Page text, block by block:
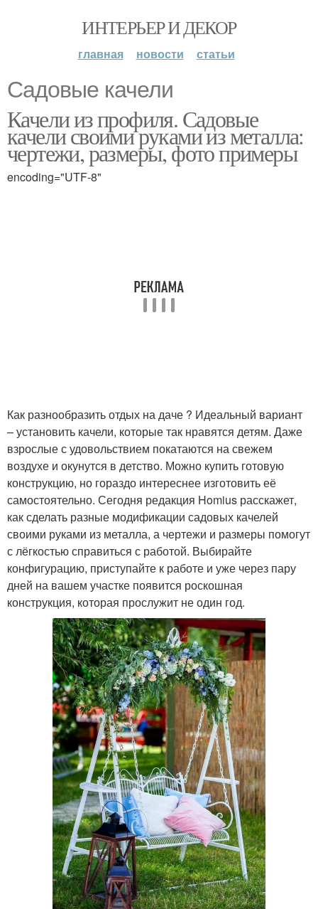
ИНТЕРЬЕР И ДЕКОР
главная новости статьи
Садовые качели
Качели из профиля. Садовые
качели своими руками из металла:
чертежи, размеры, фото примеры
encoding="UTF-8"
Как разнообразить отдых на даче ? Идеальный вариант
– установить качели, которые так нравятся детям. Даже
взрослые с удовольствием покатаются на свежем
воздухе и окунутся в детство. Можно купить готовую
конструкцию, но гораздо интереснее изготовить её
самостоятельно. Сегодня редакция Homius расскажет,
как сделать разные модификации садовых качелей
своими руками из металла, а чертежи и размеры помогут
с лёгкостью справиться с работой. Выбирайте
конфигурацию, приступайте к работе и уже через пару
дней на вашем участке появится роскошная
конструкция, которая прослужит не один год.